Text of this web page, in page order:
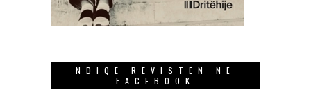
NDIQE REVISTËN NË
FACEBOOK